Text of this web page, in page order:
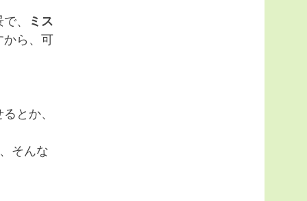
、
ミス
から、可
とか、
そんな